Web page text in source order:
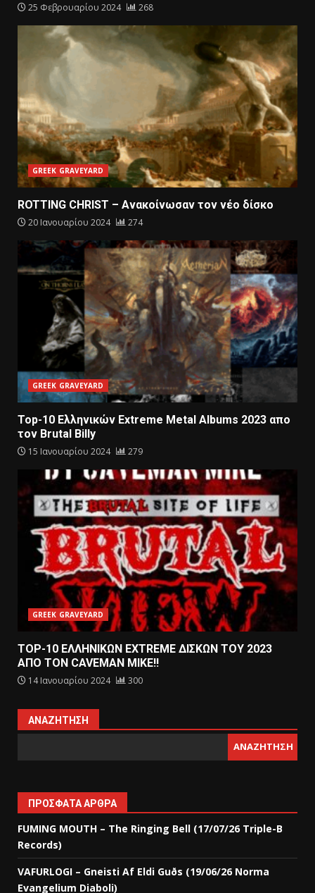
25 Φεβρουαρίου 2024 268
GREEK GRAVEYARD
ROTTING CHRIST – Aνακοίνωσαν τον νέο δίσκο
20 Ιανουαρίου 2024 274
GREEK GRAVEYARD
Top-10 Eλληνικών Extreme Metal Αlbums 2023 απο
τον Βrutal Billy
15 Ιανουαρίου 2024 279
GREEK GRAVEYARD
TOP-10 ΕΛΛΗΝΙΚΩΝ EXTREME ΔΙΣΚΩΝ ΤΟΥ 2023
ΑΠΟ ΤΟΝ CAVEMAN MIKE!!
14 Ιανουαρίου 2024 300
ΑΝΑΖΉΤΗΣΗ
ΑΝΑΖΉΤΗΣΗ
ΠΡΌΣΦΑΤΑ ΆΡΘΡΑ
FUMING MOUTH – The Ringing Bell (17/07/26 Triple-B
Records)
VAFURLOGI – Gneisti Af Eldi Guðs (19/06/26 Norma
Evangelium Diaboli)